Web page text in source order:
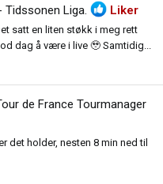
Tidssonen Liga. Liker
satt en liten støkk i meg rett
dag å være i live 🥹 Samtidig...
de France Tourmanager
det holder, nesten 8 min ned til